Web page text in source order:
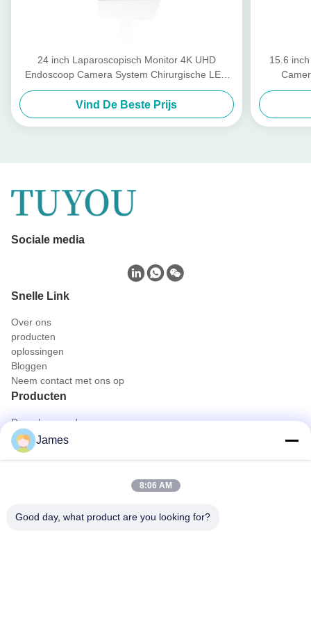
24 inch Laparoscopisch Monitor 4K UHD
Endoscoop Camera System Chirurgische LED
Met Lichtbron
Vind De Beste Prijs
15.6
Sociale media
Snelle Link
Over ons
producten
oplossingen
Bloggen
Neem contact met ons op
Producten
Draagbare endoscoopcamera
Medische Endoscoopcamera
4K het Systeem van de endoscoopcamera
All in One Medische Endoscopiecamera
Flexibel endoscoopcamerasysteem
Snel contact
James
8:06 AM
Good day, what product are you looking for?